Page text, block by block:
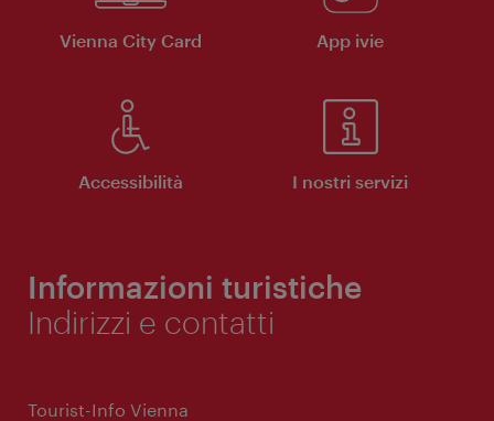
Vienna City Card App ivie
Accessibilità I nostri servizi
Informazioni turistiche
Indirizzi e contatti
Tourist-Info Vienna